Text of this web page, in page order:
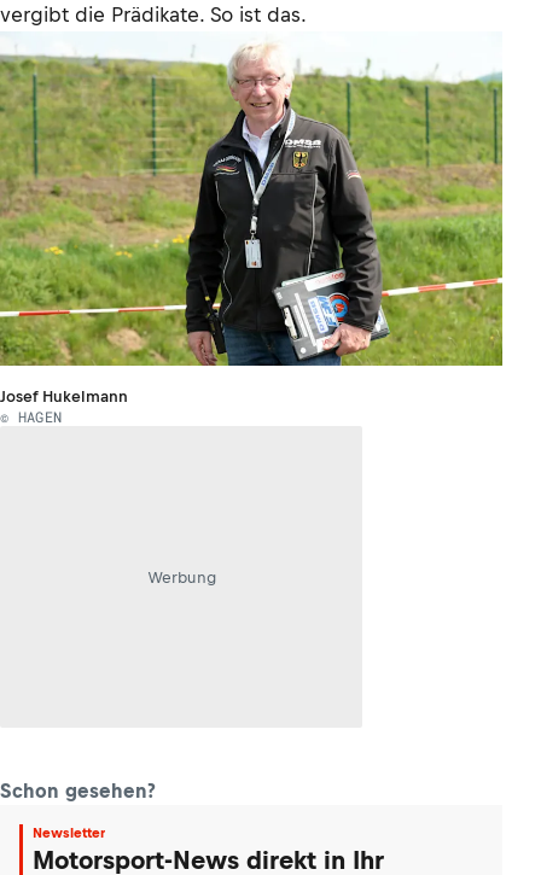
vergibt die Prädikate. So ist das.
Josef Hukelmann
© HAGEN
Werbung
Schon gesehen?
Newsletter
Motorsport-News direkt in Ihr